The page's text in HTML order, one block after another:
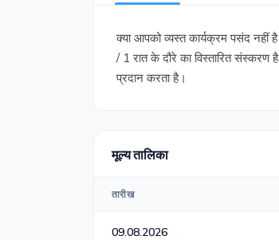
क्या आपको व्यस्त कार्यक्रम पसंद नहीं
/ 1 रात के दौरे का विस्तारित
प्रदान करता है।
मूल्य तालिका
तारीख
09.08.2026